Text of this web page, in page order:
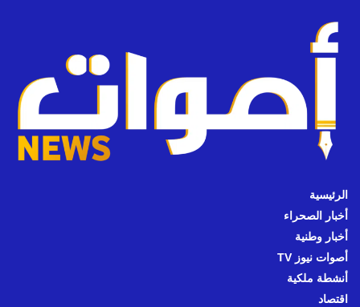
الرئيسية
أخبار الصحراء
أخبار وطنية
أصوات نيوز TV
أنشطة ملكية
اقتصاد